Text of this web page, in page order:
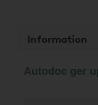
Information
Autodoc ger